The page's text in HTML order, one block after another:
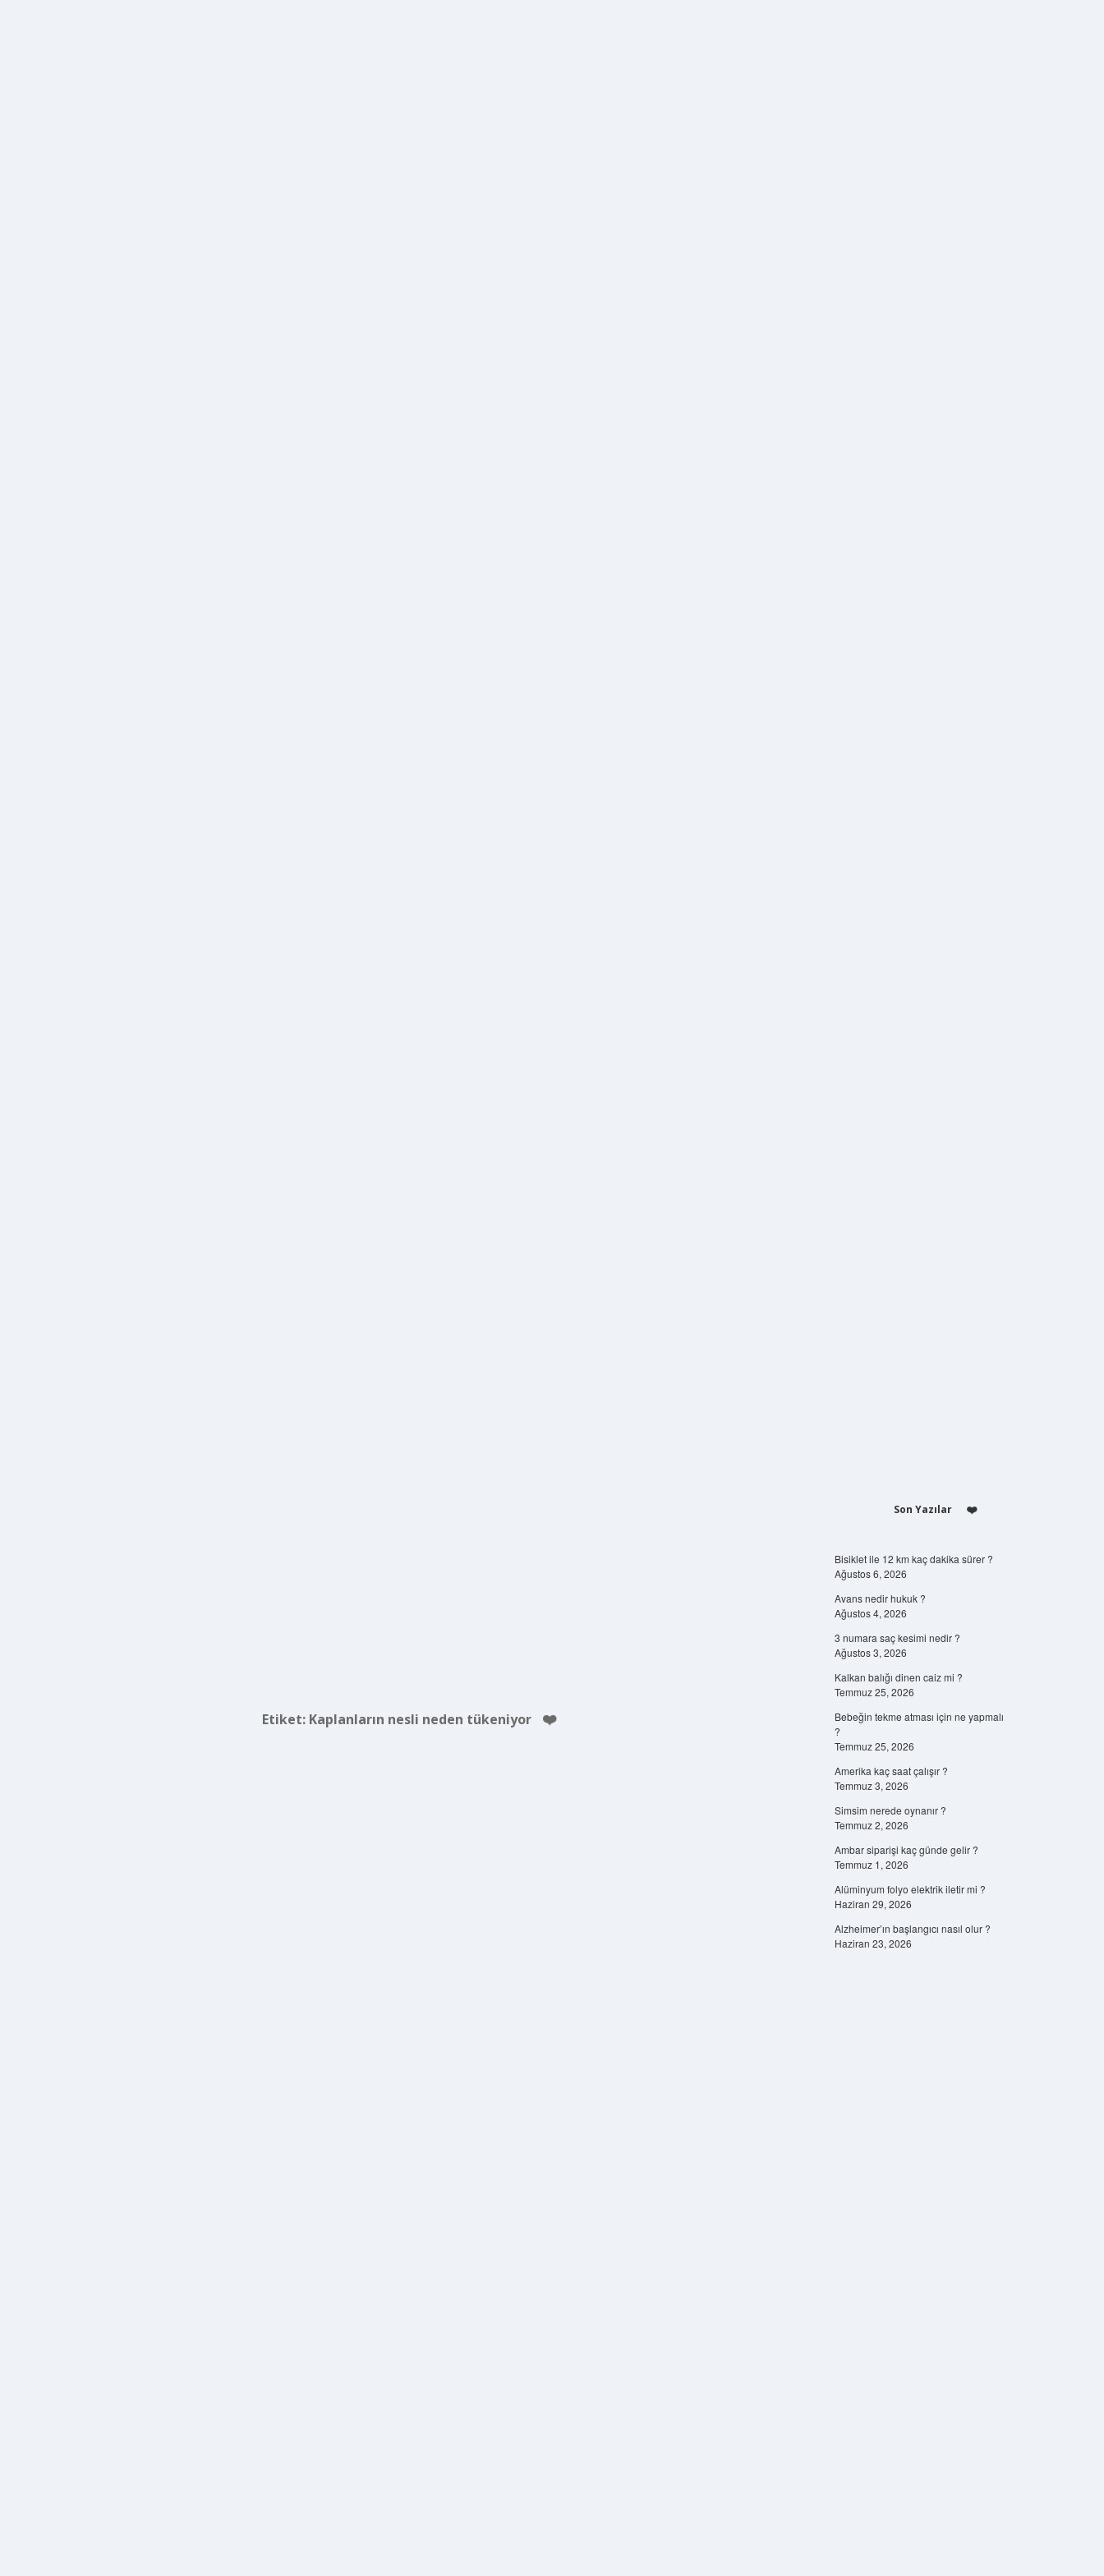
Etiket: Kaplanların nesli neden tükeniyor
Son Yazılar
Bisiklet ile 12 km kaç dakika sürer ?
Ağustos 6, 2026
Avans nedir hukuk ?
Ağustos 4, 2026
3 numara saç kesimi nedir ?
Ağustos 3, 2026
Kalkan balığı dinen caiz mi ?
Temmuz 25, 2026
Bebeğin tekme atması için ne yapmalı
?
Temmuz 25, 2026
Amerika kaç saat çalışır ?
Temmuz 3, 2026
Simsim nerede oynanır ?
Temmuz 2, 2026
Ambar siparişi kaç günde gelir ?
Temmuz 1, 2026
Alüminyum folyo elektrik iletir mi ?
Haziran 29, 2026
Alzheimer’ın başlangıcı nasıl olur ?
Haziran 23, 2026